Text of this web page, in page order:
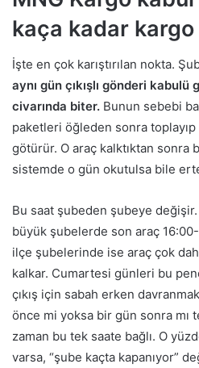
kaça kadar
İşte en çok karıştırılan nokta.
aynı gün çıkışlı gönderi
civarında biter. Bunun sebebi
paketleri öğleden sonra
götürür. O araç kalktıktan sonra
sistemde o gün okutulsa bile
Bu saat şubeden şubeye
büyük şubelerde son araç
ilçe şubelerinde ise araç çok
kalkar. Cumartesi günleri bu
çıkış için sabah erken
önce mi yoksa bir gün sonra mı
zaman bu tek saate bağlı. O
varsa, “şube kaçta kapanıyor”